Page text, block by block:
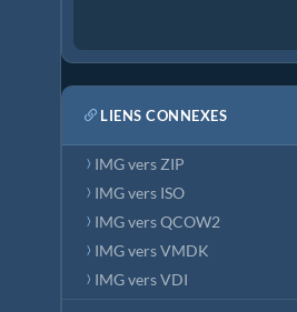
LIENS CONNEXES
IMG vers ZIP
IMG vers ISO
IMG vers QCOW2
IMG vers VMDK
IMG vers VDI